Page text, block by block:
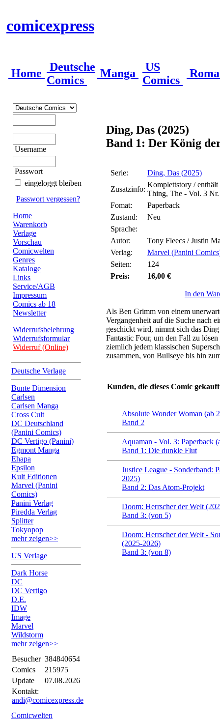
comicexpress
Home
Deutsche
Comics
Manga
US
Comics
Username
Passwort
eingeloggt bleiben
Passwort vergessen?
Home
Warenkorb
Verlage
Vorschau
Comicwelten
Genres
Kataloge
Links
Service/AGB
Impressum
Comics ab 18
Newsletter
Widerrufsbelehrung
Widerrufsformular
Widerruf (Online)
Deutsche Verlage
Bunte Dimension
Carlsen
Carlsen Manga
Cross Cult
DC Deutschland
(Panini Comics)
DC Vertigo (Panini)
Egmont Manga
Ehapa
Epsilon
Kult Editionen
Marvel (Panini
Comics)
Panini Verlag
Piredda Verlag
Splitter
Tokyopop
mehr zeigen>>
US Verlage
Dark Horse
DC
DC Vertigo
D.E.
IDW
Image
Marvel
Wildstorm
mehr zeigen>>
Besucher 384840654
Comics
215975
Update
07.08.2026
Kontakt:
andi@comicexpress.de
Comicwelten
Ding, Das (2025)
Band 1: Der König
Serie:
Ding, Das (2025)
Zusatzinfo:
Komplettstory /
Thing, The - Vol. 3
Fomat:
Paperback
Zustand:
Neu
Sprache:
Autor:
Tony Fleecs / Justin
Verlag:
Marvel (Panini
Seiten:
124
Preis:
16,00 €
In den
Als Ben Grimm von einem
Vergangenheit auf die Suche nach
geschickt wird, nimmt sich das
Fantastic Four, um den Fall zu
ziemlich jedem klassischen
zusammen, von Bullseye bis hin
Kunden, die dieses Comic
Absolute Wonder Woman (ab
Band 2
Aquaman - Vol. 3: Paperback
Band 1: Die dunkle Flut
Justice League - Sonderband:
2025)
Band 2: Das Atom-Projekt
Doom: Herrscher der Welt
Band 3: (von 5)
Doom: Herrscher der Welt -
(2025-2026)
Band 3: (von 8)